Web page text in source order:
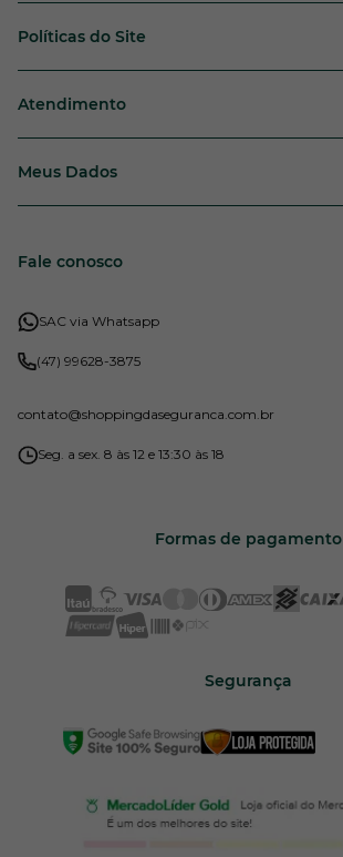
Políticas do Site
Atendimento
Meus Dados
Fale conosco
SAC via Whatsapp
(47) 99628-3875
contato@shoppingdaseguranca.com.br
Seg. a sex. 8 às 12 e 13:30 às 18
Formas de pagamento
Segurança